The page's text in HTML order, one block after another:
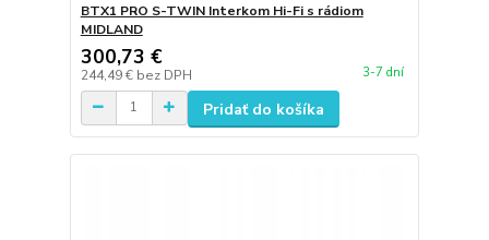
BTX1 PRO S-TWIN Interkom Hi-Fi s rádiom
MIDLAND
300,73 €
244,49 € bez DPH 3-7 dní
Pridať do košíka